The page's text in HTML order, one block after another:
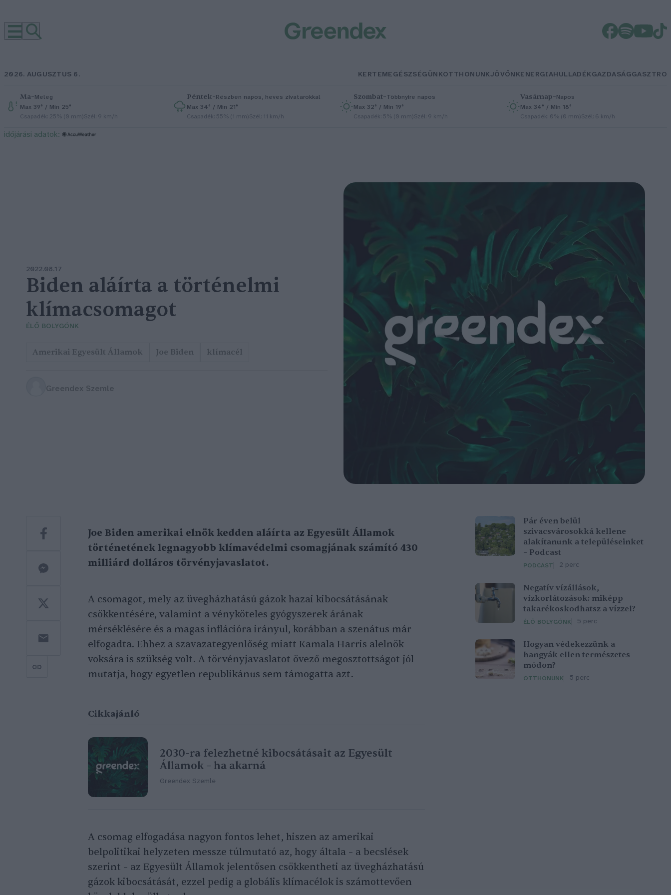
2026. AUGUSZTUS 6. KERTEMEGÉSZSÉGÜNKOTTHONUNKJÖVŐNKENERGIAHULLADÉKGAZDASÁGGASZTRO
Ma–Meleg
Max 39° / Min 25°
Csapadék: 25% (0 mm)Szél: 9 km/h
Péntek–Részben napos, heves zivatarokkal
Max 34° / Min 21°
Csapadék: 55% (1 mm)Szél: 11 km/h
Szombat–Többnyire napos
Max 32° / Min 19°
Csapadék: 5% (0 mm)Szél: 9 km/h
Vasárnap–Napos
Max 34° / Min 18°
Csapadék: 0% (0 mm)Szél: 6 km/h
időjárási adatok:
2022.08.17
Biden aláírta a történelmi
klímacsomagot
ÉLŐ BOLYGÓNK
Amerikai Egyesült Államok Joe Biden klímacél
Greendex Szemle
Joe Biden amerikai elnök kedden aláírta az Egyesült Államok
történetének legnagyobb klímavédelmi csomagjának számító 430
milliárd dolláros törvényjavaslatot.
A csomagot, mely az üvegházhatású gázok hazai kibocsátásának
csökkentésére, valamint a vényköteles gyógyszerek árának
mérséklésére és a magas inflációra irányul, korábban a szenátus már
elfogadta. Ehhez a szavazategyenlőség miatt Kamala Harris alelnök
voksára is szükség volt. A törvényjavaslatot övező megosztottságot jól
mutatja, hogy egyetlen republikánus sem támogatta azt.
Cikkajánló
2030-ra felezhetné kibocsátásait az Egyesült
Államok – ha akarná
Greendex Szemle
A csomag elfogadása nagyon fontos lehet, hiszen az amerikai
belpolitikai helyzeten messze túlmutató az, hogy általa – a becslések
szerint – az Egyesült Államok jelentősen csökkentheti az üvegházhatású
gázok kibocsátását, ezzel pedig a globális klímacélok is számottevően
Pár éven belül
szivacsvárosokká kellene
alakítanunk a településeinket
– Podcast
PODCAST 2 perc
Negatív vízállások,
vízkorlátozások: miképp
takarékoskodhatsz a vízzel?
ÉLŐ BOLYGÓNK 5 perc
Hogyan védekezzünk a
hangyák ellen természetes
módon?
OTTHONUNK 5 perc